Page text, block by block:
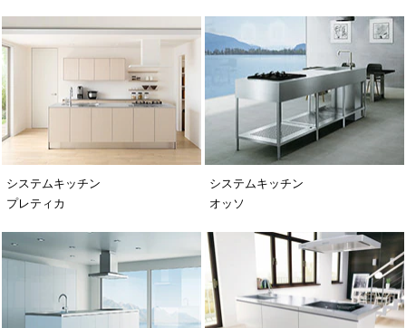
システムキッチン
プレティカ
システムキッチン
オッソ